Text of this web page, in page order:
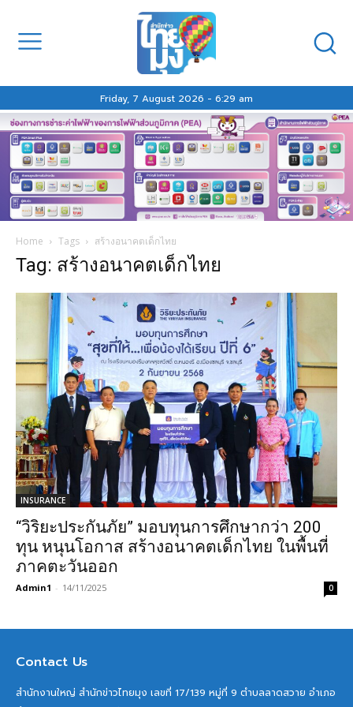
Friday, 7 August 2026 - 6:29 am
Home Tags สร้างอนาคตเด็กไทย
Tag: สร้างอนาคตเด็กไทย
INSURANCE
“วิริยะประกันภัย” มอบทุนการศึกษากว่า 200
ทุน หนุนโอกาส สร้างอนาคตเด็กไทย ในพื้นที่
ภาคตะวันออก
Admin1 - 14/11/2025 0
Contact Us
สำนักงานใหญ่ สำนักข่าวไทยมุง เลขที่ 17/139 หมู่ที่ 9 ตำบลลาดสวาย อำเภอ